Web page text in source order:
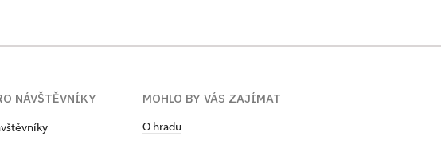
NÁVŠTĚVNÍKY
MOHLO BY VÁS ZAJÍMAT
O hradu